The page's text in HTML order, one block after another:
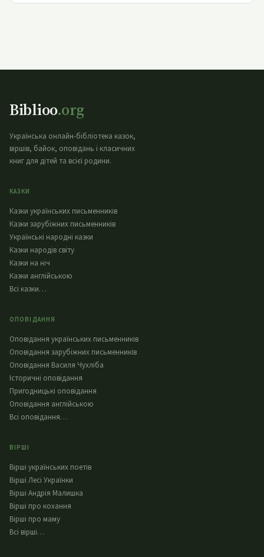
Biblioo.org
Українська онлайн-бібліотека казок,
віршів, байок, оповідань і класичних
книг для дітей та всієї родини.
КАЗКИ
Казки українських письменників
Казки зарубіжних письменників
Українські народні казки
Казки народів світу
Казки на ніч
Казки англійською
Всі казки…
ОПОВІДАННЯ
Оповідання українських письменників
Оповідання зарубіжних письменників
Оповідання Василя Чухліба
Історичні оповідання
Пригодницькі оповідання
Оповідання англійською
Всі оповідання…
ВІРШІ
Вірші українських поетів
Вірші Лесі Українки
Вірші Андрія Малишка
Вірші про кохання
Вірші про маму
Всі вірші…